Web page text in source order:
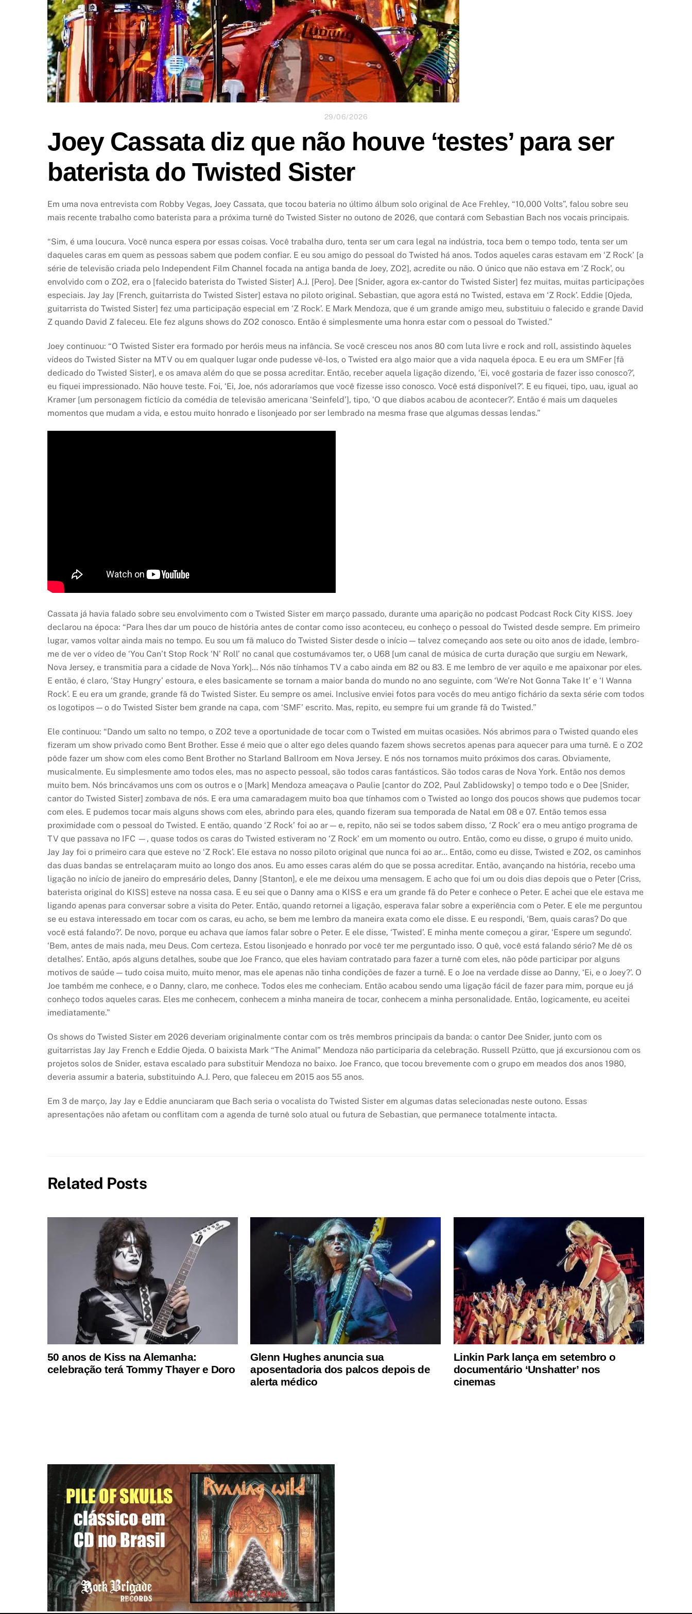
29/06/2026
Joey Cassata diz que não houve ‘testes’ para ser
baterista do Twisted Sister
Em uma nova entrevista com Robby Vegas, Joey Cassata, que tocou bateria no último álbum solo original de Ace Frehley, “10,000 Volts”, falou sobre seu
mais recente trabalho como baterista para a próxima turnê do Twisted Sister no outono de 2026, que contará com Sebastian Bach nos vocais principais.
“Sim, é uma loucura. Você nunca espera por essas coisas. Você trabalha duro, tenta ser um cara legal na indústria, toca bem o tempo todo, tenta ser um
daqueles caras em quem as pessoas sabem que podem confiar. E eu sou amigo do pessoal do Twisted há anos. Todos aqueles caras estavam em ‘Z Rock’ [a
série de televisão criada pelo Independent Film Channel focada na antiga banda de Joey, ZO2], acredite ou não. O único que não estava em ‘Z Rock’, ou
envolvido com o ZO2, era o [falecido baterista do Twisted Sister] A.J. [Pero]. Dee [Snider, agora ex-cantor do Twisted Sister] fez muitas, muitas participações
especiais. Jay Jay [French, guitarrista do Twisted Sister] estava no piloto original. Sebastian, que agora está no Twisted, estava em ‘Z Rock’. Eddie [Ojeda,
guitarrista do Twisted Sister] fez uma participação especial em ‘Z Rock’. E Mark Mendoza, que é um grande amigo meu, substituiu o falecido e grande David
Z quando David Z faleceu. Ele fez alguns shows do ZO2 conosco. Então é simplesmente uma honra estar com o pessoal do Twisted.”
Joey continuou: “O Twisted Sister era formado por heróis meus na infância. Se você cresceu nos anos 80 com luta livre e rock and roll, assistindo àqueles
vídeos do Twisted Sister na MTV ou em qualquer lugar onde pudesse vê-los, o Twisted era algo maior que a vida naquela época. E eu era um SMFer [fã
dedicado do Twisted Sister], e os amava além do que se possa acreditar. Então, receber aquela ligação dizendo, ‘Ei, você gostaria de fazer isso conosco?’,
eu fiquei impressionado. Não houve teste. Foi, ‘Ei, Joe, nós adoraríamos que você fizesse isso conosco. Você está disponível?’. E eu fiquei, tipo, uau, igual ao
Kramer [um personagem fictício da comédia de televisão americana ‘Seinfeld’], tipo, ‘O que diabos acabou de acontecer?’. Então é mais um daqueles
momentos que mudam a vida, e estou muito honrado e lisonjeado por ser lembrado na mesma frase que algumas dessas lendas.”
Cassata já havia falado sobre seu envolvimento com o Twisted Sister em março passado, durante uma aparição no podcast Podcast Rock City KISS. Joey
declarou na época: “Para lhes dar um pouco de história antes de contar como isso aconteceu, eu conheço o pessoal do Twisted desde sempre. Em primeiro
lugar, vamos voltar ainda mais no tempo. Eu sou um fã maluco do Twisted Sister desde o início — talvez começando aos sete ou oito anos de idade, lembro-
me de ver o vídeo de ‘You Can’t Stop Rock ‘N’ Roll’ no canal que costumávamos ter, o U68 [um canal de música de curta duração que surgiu em Newark,
Nova Jersey, e transmitia para a cidade de Nova York]… Nós não tínhamos TV a cabo ainda em 82 ou 83. E me lembro de ver aquilo e me apaixonar por eles.
E então, é claro, ‘Stay Hungry’ estoura, e eles basicamente se tornam a maior banda do mundo no ano seguinte, com ‘We’re Not Gonna Take It’ e ‘I Wanna
Rock’. E eu era um grande, grande fã do Twisted Sister. Eu sempre os amei. Inclusive enviei fotos para vocês do meu antigo fichário da sexta série com todos
os logotipos — o do Twisted Sister bem grande na capa, com ‘SMF’ escrito. Mas, repito, eu sempre fui um grande fã do Twisted.”
Ele continuou: “Dando um salto no tempo, o ZO2 teve a oportunidade de tocar com o Twisted em muitas ocasiões. Nós abrimos para o Twisted quando eles
fizeram um show privado como Bent Brother. Esse é meio que o alter ego deles quando fazem shows secretos apenas para aquecer para uma turnê. E o ZO2
pôde fazer um show com eles como Bent Brother no Starland Ballroom em Nova Jersey. E nós nos tornamos muito próximos dos caras. Obviamente,
musicalmente. Eu simplesmente amo todos eles, mas no aspecto pessoal, são todos caras fantásticos. São todos caras de Nova York. Então nos demos
muito bem. Nós brincávamos uns com os outros e o [Mark] Mendoza ameaçava o Paulie [cantor do ZO2, Paul Zablidowsky] o tempo todo e o Dee [Snider,
cantor do Twisted Sister] zombava de nós. E era uma camaradagem muito boa que tínhamos com o Twisted ao longo dos poucos shows que pudemos tocar
com eles. E pudemos tocar mais alguns shows com eles, abrindo para eles, quando fizeram sua temporada de Natal em 08 e 07. Então temos essa
proximidade com o pessoal do Twisted. E então, quando ‘Z Rock’ foi ao ar — e, repito, não sei se todos sabem disso, ‘Z Rock’ era o meu antigo programa de
TV que passava no IFC —, quase todos os caras do Twisted estiveram no ‘Z Rock’ em um momento ou outro. Então, como eu disse, o grupo é muito unido.
Jay Jay foi o primeiro cara que esteve no ‘Z Rock’. Ele estava no nosso piloto original que nunca foi ao ar… Então, como eu disse, Twisted e ZO2, os caminhos
das duas bandas se entrelaçaram muito ao longo dos anos. Eu amo esses caras além do que se possa acreditar. Então, avançando na história, recebo uma
ligação no início de janeiro do empresário deles, Danny [Stanton], e ele me deixou uma mensagem. E acho que foi um ou dois dias depois que o Peter [Criss,
baterista original do KISS] esteve na nossa casa. E eu sei que o Danny ama o KISS e era um grande fã do Peter e conhece o Peter. E achei que ele estava me
ligando apenas para conversar sobre a visita do Peter. Então, quando retornei a ligação, esperava falar sobre a experiência com o Peter. E ele me perguntou
se eu estava interessado em tocar com os caras, eu acho, se bem me lembro da maneira exata como ele disse. E eu respondi, ‘Bem, quais caras? Do que
você está falando?’. De novo, porque eu achava que íamos falar sobre o Peter. E ele disse, ‘Twisted’. E minha mente começou a girar, ‘Espere um segundo’.
‘Bem, antes de mais nada, meu Deus. Com certeza. Estou lisonjeado e honrado por você ter me perguntado isso. O quê, você está falando sério? Me dê os
detalhes’. Então, após alguns detalhes, soube que Joe Franco, que eles haviam contratado para fazer a turnê com eles, não pôde participar por alguns
motivos de saúde — tudo coisa muito, muito menor, mas ele apenas não tinha condições de fazer a turnê. E o Joe na verdade disse ao Danny, ‘Ei, e o Joey?’. O
Joe também me conhece, e o Danny, claro, me conhece. Todos eles me conheciam. Então acabou sendo uma ligação fácil de fazer para mim, porque eu já
conheço todos aqueles caras. Eles me conhecem, conhecem a minha maneira de tocar, conhecem a minha personalidade. Então, logicamente, eu aceitei
imediatamente.”
Os shows do Twisted Sister em 2026 deveriam originalmente contar com os três membros principais da banda: o cantor Dee Snider, junto com os
guitarristas Jay Jay French e Eddie Ojeda. O baixista Mark “The Animal” Mendoza não participaria da celebração. Russell Pzütto, que já excursionou com os
projetos solos de Snider, estava escalado para substituir Mendoza no baixo. Joe Franco, que tocou brevemente com o grupo em meados dos anos 1980,
deveria assumir a bateria, substituindo A.J. Pero, que faleceu em 2015 aos 55 anos.
Em 3 de março, Jay Jay e Eddie anunciaram que Bach seria o vocalista do Twisted Sister em algumas datas selecionadas neste outono. Essas
apresentações não afetam ou conflitam com a agenda de turnê solo atual ou futura de Sebastian, que permanece totalmente intacta.
Related Posts
50 anos de Kiss na Alemanha:
celebração terá Tommy Thayer e Doro
Glenn Hughes anuncia sua
aposentadoria dos palcos depois de
alerta médico
Linkin Park lança em setembro o
documentário ‘Unshatter’ nos
cinemas